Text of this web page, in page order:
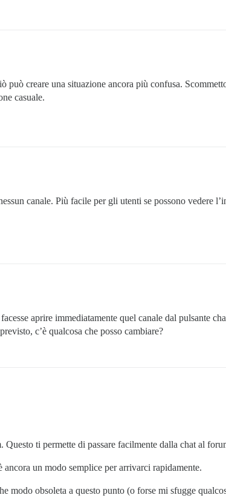
creare una situazione ancora più confusa.
casuale.
canale. Più facile per gli utenti se possono vedere
aprire immediatamente quel canale dal pulsante
c’è qualcosa che posso cambiare?
ti permette di passare facilmente dalla chat al
un modo semplice per arrivarci rapidamente.
modo obsoleta a questo punto (o forse mi sfugge